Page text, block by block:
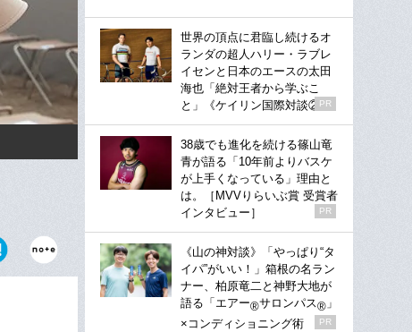
世界の頂点に君臨し続けるオ
ランダの超人ハリー・ラブレ
イセンと日本のエースの太田
海也「絶対王者から学ぶこ
と」《ケイリン国際対談②》
PR
38歳でも進化を続ける篠山竜
青が語る「10年前よりバスケ
が上手くなっている」理由と
は。［MVVりらいぶ賞 受賞者
インタビュー］
PR
《山の神対談》「やっぱり“タ
イパ”がいい！」箱根の名ラン
ナー、柏原竜二と神野大地が
語る「エアー®サロンパス® 」
×コンディショニング術
PR